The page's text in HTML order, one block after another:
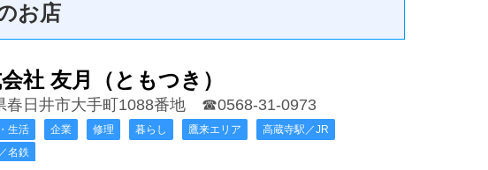
お店
社 友月（ともつき）
春日井市大手町1088番地 ☎0568-31-0973
生活 企業 修理 暮らし 鷹来エリア
高蔵寺駅／JR
名鉄